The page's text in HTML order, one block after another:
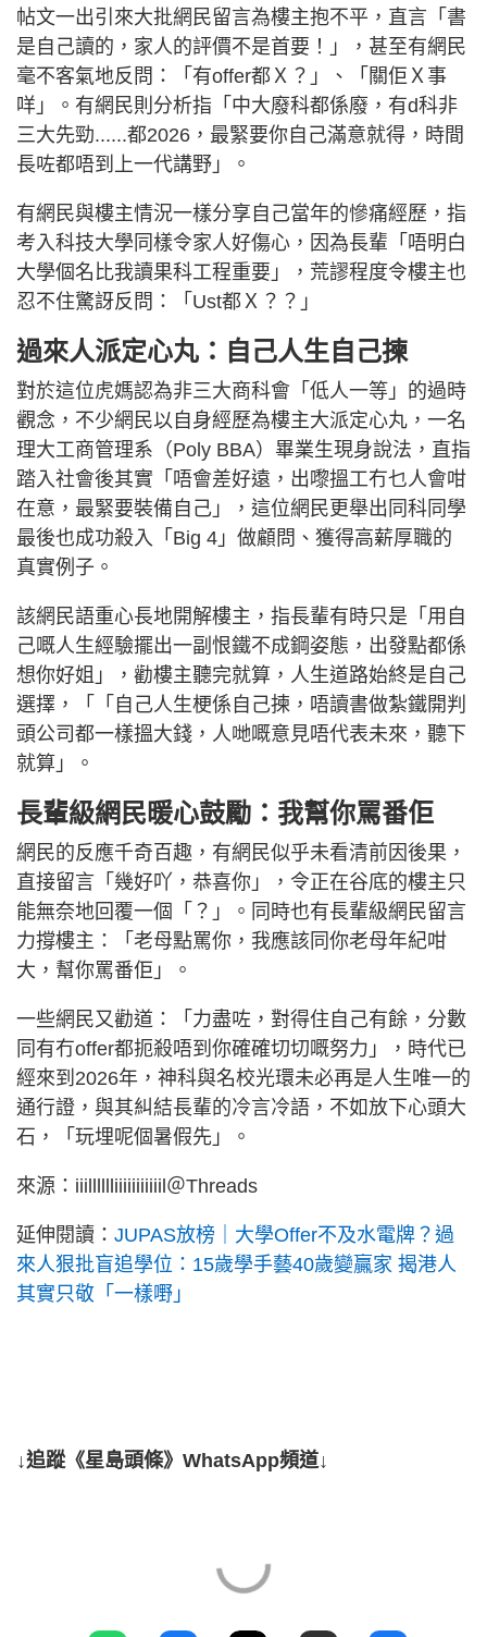
帖文一出引來大批網民留言為樓主抱不平，直言「書
是自己讀的，家人的評價不是首要！」，甚至有網民
毫不客氣地反問：「有offer都Ｘ？」、「關佢Ｘ事
咩」。有網民則分析指「中大廢科都係廢，有d科非
三大先勁......都2026，最緊要你自己滿意就得，時間
長咗都唔到上一代講野」。
有網民與樓主情況一樣分享自己當年的慘痛經歷，指
考入科技大學同樣令家人好傷心，因為長輩「唔明白
大學個名比我讀果科工程重要」，荒謬程度令樓主也
忍不住驚訝反問：「Ust都Ｘ？？」
過來人派定心丸：自己人生自己揀
對於這位虎媽認為非三大商科會「低人一等」的過時
觀念，不少網民以自身經歷為樓主大派定心丸，一名
理大工商管理系（Poly BBA）畢業生現身說法，直指
踏入社會後其實「唔會差好遠，出嚟搵工冇乜人會咁
在意，最緊要裝備自己」，這位網民更舉出同科同學
最後也成功殺入「Big 4」做顧問、獲得高薪厚職的
真實例子。
該網民語重心長地開解樓主，指長輩有時只是「用自
己嘅人生經驗擺出一副恨鐵不成鋼姿態，出發點都係
想你好姐」，勸樓主聽完就算，人生道路始終是自己
選擇，「「自己人生梗係自己揀，唔讀書做紮鐵開判
頭公司都一樣搵大錢，人哋嘅意見唔代表未來，聽下
就算」。
長輩級網民暖心鼓勵：我幫你罵番佢
網民的反應千奇百趣，有網民似乎未看清前因後果，
直接留言「幾好吖，恭喜你」，令正在谷底的樓主只
能無奈地回覆一個「？」。同時也有長輩級網民留言
力撐樓主：「老母點罵你，我應該同你老母年紀咁
大，幫你罵番佢」。
一些網民又勸道：「力盡咗，對得住自己有餘，分數
同有冇offer都扼殺唔到你確確切切嘅努力」，時代已
經來到2026年，神科與名校光環未必再是人生唯一的
通行證，與其糾結長輩的冷言冷語，不如放下心頭大
石，「玩埋呢個暑假先」。
來源：iiilllllliiiiiiiiiiil＠Threads
延伸閱讀： JUPAS放榜｜大學Offer不及水電牌？過
來人狠批盲追學位：15歲學手藝40歲變贏家 揭港人
其實只敬「一樣嘢」
↓追蹤《星島頭條》WhatsApp頻道↓